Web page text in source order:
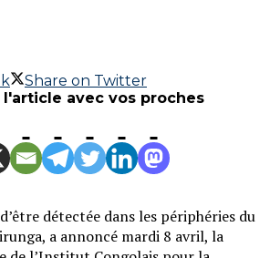
Share on Twitter
l'article avec vos proches
détectée dans les périphéries du
a annoncé mardi 8 avril, la